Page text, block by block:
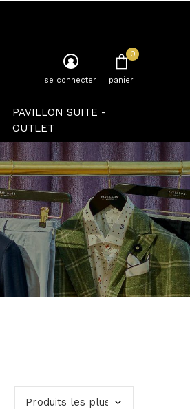
PAVILLON SUITE -
OUTLET
se connecter panier
0